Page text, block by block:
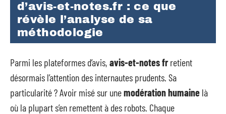
d’avis-et-notes.fr : ce que
révèle l’analyse de sa
méthodologie
Parmi les plateformes d’avis, avis-et-notes frretient
désormais l’attention des internautes prudents. Sa
particularité ? Avoir misé sur unemodération humaine là
où la plupart s’en remettent à des robots. Chaque